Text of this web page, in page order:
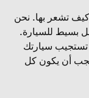
تشعر بها. نحن
بسيط للسيارة.
تستجيب سيارتك
أن يكون كل